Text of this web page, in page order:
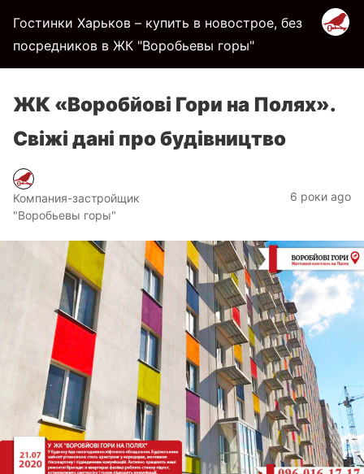
Гостинки Харьков – купить в новострое, без
посредников в ЖК "Воробьевы горы"
ЖК «Воробйові Гори на Полях».
Свіжі дані про будівництво
Компания-застройщик
"Воробьевы горы"
6 роки ago